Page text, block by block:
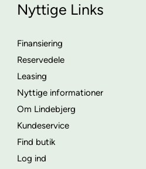
Nyttige Links
Finansiering
Reservedele
Leasing
Nyttige informationer
Om Lindebjerg
Kundeservice
Find butik
Log ind